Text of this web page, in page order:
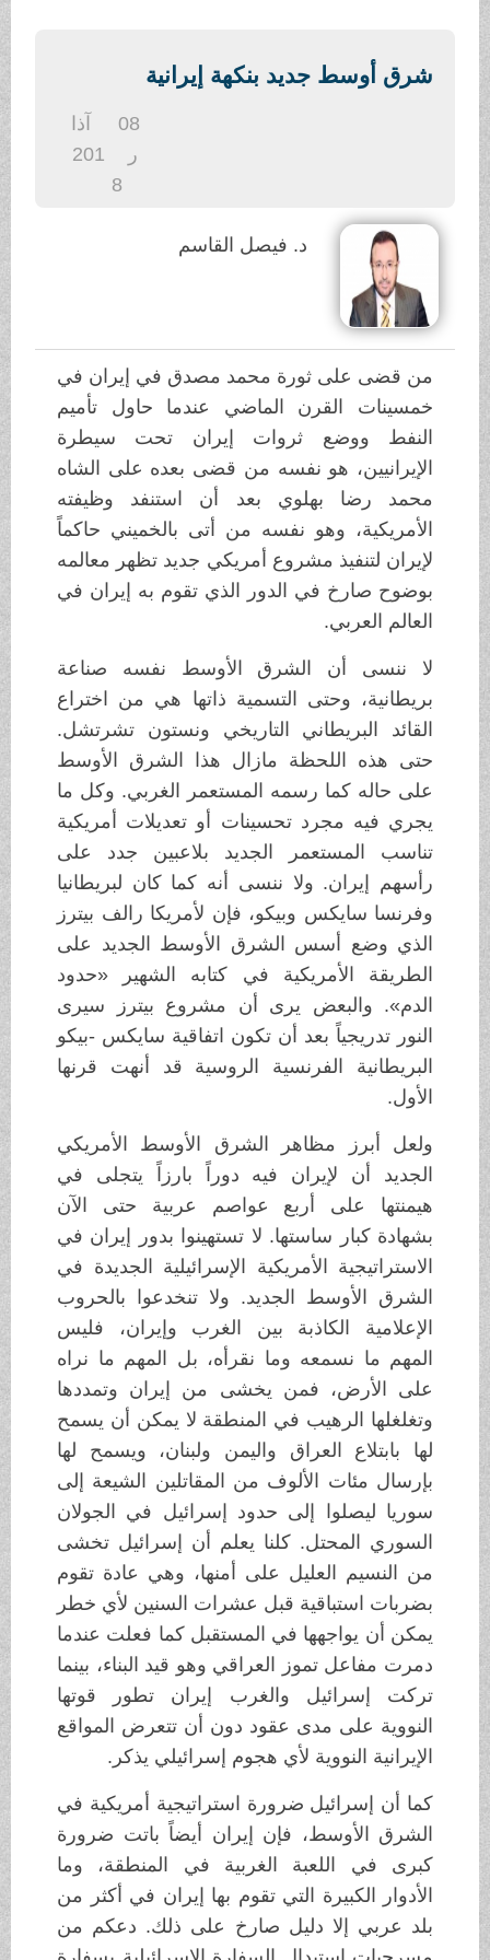
شرق أوسط جديد بنكهة إيرانية
201
د. فيصل القاسم
من قضى على ثورة محمد مصدق في إيران في
خمسينات القرن الماضي عندما حاول تأميم
النفط ووضع ثروات إيران تحت سيطرة
الإيرانيين، هو نفسه من قضى بعده على الشاه
محمد رضا بهلوي بعد أن استنفد وظيفته
الأمريكية، وهو نفسه من أتى بالخميني حاكماً
لإيران لتنفيذ مشروع أمريكي جديد تظهر معالمه
بوضوح صارخ في الدور الذي تقوم به إيران في
العالم العربي.
لا ننسى أن الشرق الأوسط نفسه صناعة
بريطانية، وحتى التسمية ذاتها هي من اختراع
القائد البريطاني التاريخي ونستون تشرتشل.
حتى هذه اللحظة مازال هذا الشرق الأوسط
على حاله كما رسمه المستعمر الغربي. وكل ما
يجري فيه مجرد تحسينات أو تعديلات أمريكية
تناسب المستعمر الجديد بلاعبين جدد على
رأسهم إيران. ولا ننسى أنه كما كان لبريطانيا
وفرنسا سايكس وبيكو، فإن لأمريكا رالف بيترز
الذي وضع أسس الشرق الأوسط الجديد على
الطريقة الأمريكية في كتابه الشهير «حدود
الدم». والبعض يرى أن مشروع بيترز سيرى
النور تدريجياً بعد أن تكون اتفاقية سايكس -بيكو
البريطانية الفرنسية الروسية قد أنهت قرنها
الأول.
ولعل أبرز مظاهر الشرق الأوسط الأمريكي
الجديد أن لإيران فيه دوراً بارزاً يتجلى في
هيمنتها على أربع عواصم عربية حتى الآن
بشهادة كبار ساستها. لا تستهينوا بدور إيران في
الاستراتيجية الأمريكية الإسرائيلية الجديدة في
الشرق الأوسط الجديد. ولا تنخدعوا بالحروب
الإعلامية الكاذبة بين الغرب وإيران، فليس
المهم ما نسمعه وما نقرأه، بل المهم ما نراه
على الأرض، فمن يخشى من إيران وتمددها
وتغلغلها الرهيب في المنطقة لا يمكن أن يسمح
لها بابتلاع العراق واليمن ولبنان، ويسمح لها
بإرسال مئات الألوف من المقاتلين الشيعة إلى
سوريا ليصلوا إلى حدود إسرائيل في الجولان
السوري المحتل. كلنا يعلم أن إسرائيل تخشى
من النسيم العليل على أمنها، وهي عادة تقوم
بضربات استباقية قبل عشرات السنين لأي خطر
يمكن أن يواجهها في المستقبل كما فعلت عندما
دمرت مفاعل تموز العراقي وهو قيد البناء، بينما
تركت إسرائيل والغرب إيران تطور قوتها
النووية على مدى عقود دون أن تتعرض المواقع
الإيرانية النووية لأي هجوم إسرائيلي يذكر.
كما أن إسرائيل ضرورة استراتيجية أمريكية في
الشرق الأوسط، فإن إيران أيضاً باتت ضرورة
كبرى في اللعبة الغربية في المنطقة، وما
الأدوار الكبيرة التي تقوم بها إيران في أكثر من
بلد عربي إلا دليل صارخ على ذلك. دعكم من